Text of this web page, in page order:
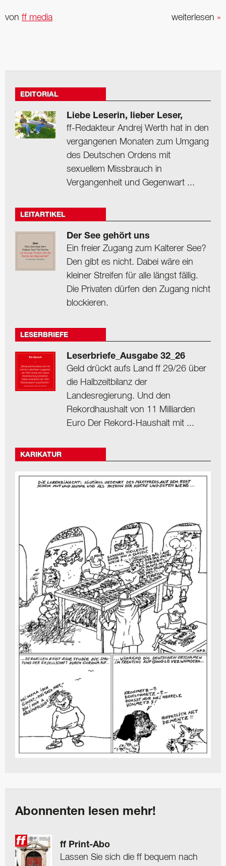
weiterlesen »
von ff media
EDITORIAL
Liebe Leserin, lieber Leser,
ff-Redakteur Andrej Werth hat in den
vergangenen Monaten zum Umgang
des Deutschen Ordens mit
sexuellem Missbrauch in
Vergangenheit und Gegenwart ...
LEITARTIKEL
Der See gehört uns
Ein freier Zugang zum Kalterer See?
Den gibt es nicht. Dabei wäre ein
kleiner Streifen für alle längst fällig.
Die Privaten dürfen den Zugang nicht
blockieren.
LESERBRIEFE
Leserbriefe_Ausgabe 32_26
Geld drückt aufs Land ff 29/26 über
die Halbzeitbilanz der
Landesregierung. Und den
Rekordhaushalt von 11 Milliarden
Euro Der Rekord-Haushalt mit ...
KARIKATUR
Abonnenten lesen mehr!
ff Print-Abo
Lassen Sie sich die ff bequem nach